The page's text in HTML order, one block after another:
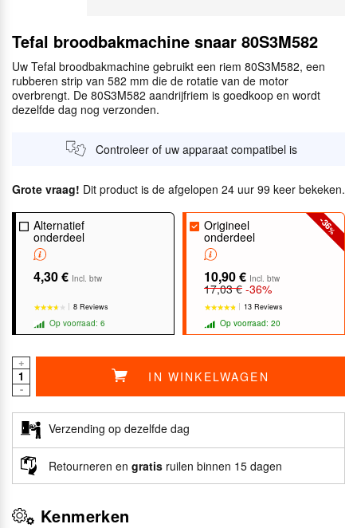
Tefal broodbakmachine snaar 80S3M582
Uw Tefal broodbakmachine gebruikt een riem 80S3M582, een
rubberen strip van 582 mm die de rotatie van de motor
overbrengt. De 80S3M582 aandrijfriem is goedkoop en wordt
dezelfde dag nog verzonden.
Controleer of uw apparaat compatibel is
Grote vraag! Dit product is de afgelopen 24 uur 99 keer bekeken.
Alternatief
onderdeel
4,30 € Incl. btw
8 Reviews
Op voorraad: 6
-36
%
Origineel
onderdeel
10,90 € Incl. btw
17,03 € -36%
13 Reviews
Op voorraad: 20
+
-
IN WINKELWAGEN
Verzending op dezelfde dag
Retourneren en gratis ruilen binnen 15 dagen
Kenmerken